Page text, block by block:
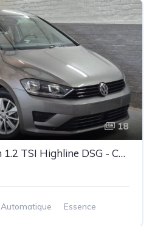
18
Vw Golf 7 Sportsvan 1.2 TSI Highline DSG - Cuir-1prop.- Garantie
Automatique Essence